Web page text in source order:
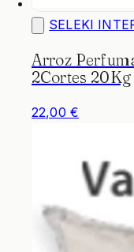
SELEKI
Arroz
2Cortes 20Kg
22,00 €